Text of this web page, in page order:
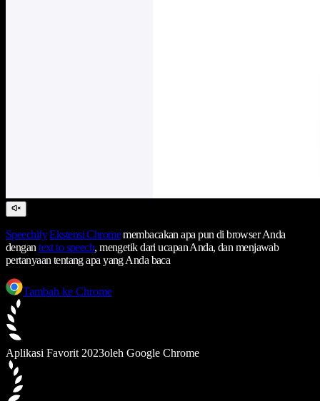
Speechify Ekstensi Chromemembacakan apa pun di browser Anda
dengantext to speech, mengetik dari ucapan Anda, dan menjawab
pertanyaan tentang apa yang Anda baca
Tambah ke Chrome
Aplikasi Favorit 2023oleh Google Chrome